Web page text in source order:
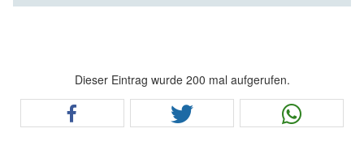
Dieser Eintrag wurde 200 mal aufgerufen.